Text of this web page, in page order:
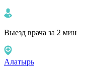
Выезд врача за 2 мин
Алатырь